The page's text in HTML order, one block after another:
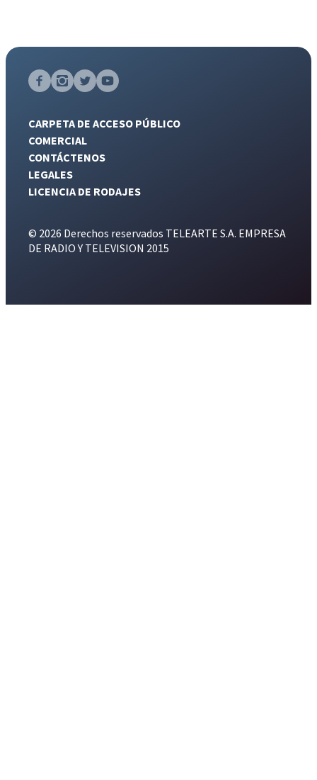
CARPETA DE ACCESO PÚBLICO
COMERCIAL
CONTÁCTENOS
LEGALES
LICENCIA DE RODAJES
© 2026 Derechos reservados TELEARTE S.A. EMPRESA
DE RADIO Y TELEVISION 2015